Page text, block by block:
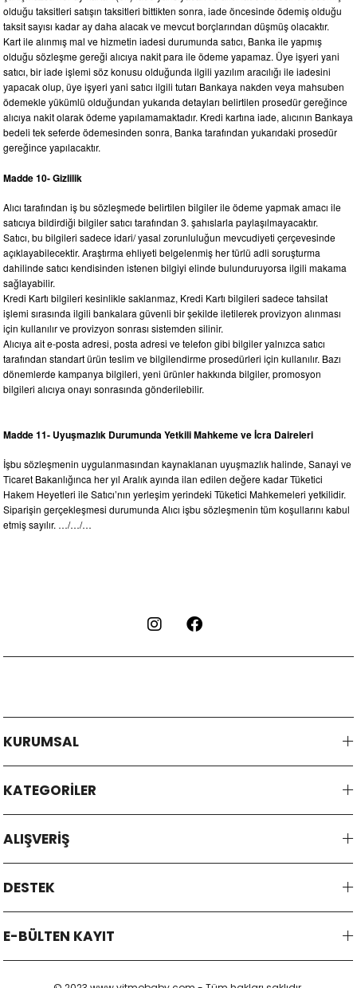
olduğu taksitleri satışın taksitleri bittikten sonra, iade öncesinde ödemiş olduğu
taksit sayısı kadar ay daha alacak ve mevcut borçlarından düşmüş olacaktır.
Kart ile alınmış mal ve hizmetin iadesi durumunda satıcı, Banka ile yapmış
olduğu sözleşme gereği alıcıya nakit para ile ödeme yapamaz. Üye işyeri yani
satıcı, bir iade işlemi söz konusu olduğunda ilgili yazılım aracılığı ile iadesini
yapacak olup, üye işyeri yani satıcı ilgili tutarı Bankaya nakden veya mahsuben
ödemekle yükümlü olduğundan yukarıda detayları belirtilen prosedür gereğince
alıcıya nakit olarak ödeme yapılamamaktadır. Kredi kartına iade, alıcının Bankaya
bedeli tek seferde ödemesinden sonra, Banka tarafından yukarıdaki prosedür
gereğince yapılacaktır.
Madde 10- Gizlilik
Alıcı tarafından iş bu sözleşmede belirtilen bilgiler ile ödeme yapmak amacı ile
satıcıya bildirdiği bilgiler satıcı tarafından 3. şahıslarla paylaşılmayacaktır.
Satıcı, bu bilgileri sadece idari/ yasal zorunluluğun mevcudiyeti çerçevesinde
açıklayabilecektir. Araştırma ehliyeti belgelenmiş her türlü adli soruşturma
dahilinde satıcı kendisinden istenen bilgiyi elinde bulunduruyorsa ilgili makama
sağlayabilir.
Kredi Kartı bilgileri kesinlikle saklanmaz, Kredi Kartı bilgileri sadece tahsilat
işlemi sırasında ilgili bankalara güvenli bir şekilde iletilerek provizyon alınması
için kullanılır ve provizyon sonrası sistemden silinir.
Alıcıya ait e-posta adresi, posta adresi ve telefon gibi bilgiler yalnızca satıcı
tarafından standart ürün teslim ve bilgilendirme prosedürleri için kullanılır. Bazı
dönemlerde kampanya bilgileri, yeni ürünler hakkında bilgiler, promosyon
bilgileri alıcıya onayı sonrasında gönderilebilir.
Madde 11- Uyuşmazlık Durumunda Yetkili Mahkeme ve İcra Daireleri
İşbu sözleşmenin uygulanmasından kaynaklanan uyuşmazlık halinde, Sanayi ve
Ticaret Bakanlığınca her yıl Aralık ayında ilan edilen değere kadar Tüketici
Hakem Heyetleri ile Satıcı’nın yerleşim yerindeki Tüketici Mahkemeleri yetkilidir.
Siparişin gerçekleşmesi durumunda Alıcı işbu sözleşmenin tüm koşullarını kabul
etmiş sayılır. …/…/…
KURUMSAL
KATEGORİLER
ALIŞVERİŞ
DESTEK
E-BÜLTEN KAYIT